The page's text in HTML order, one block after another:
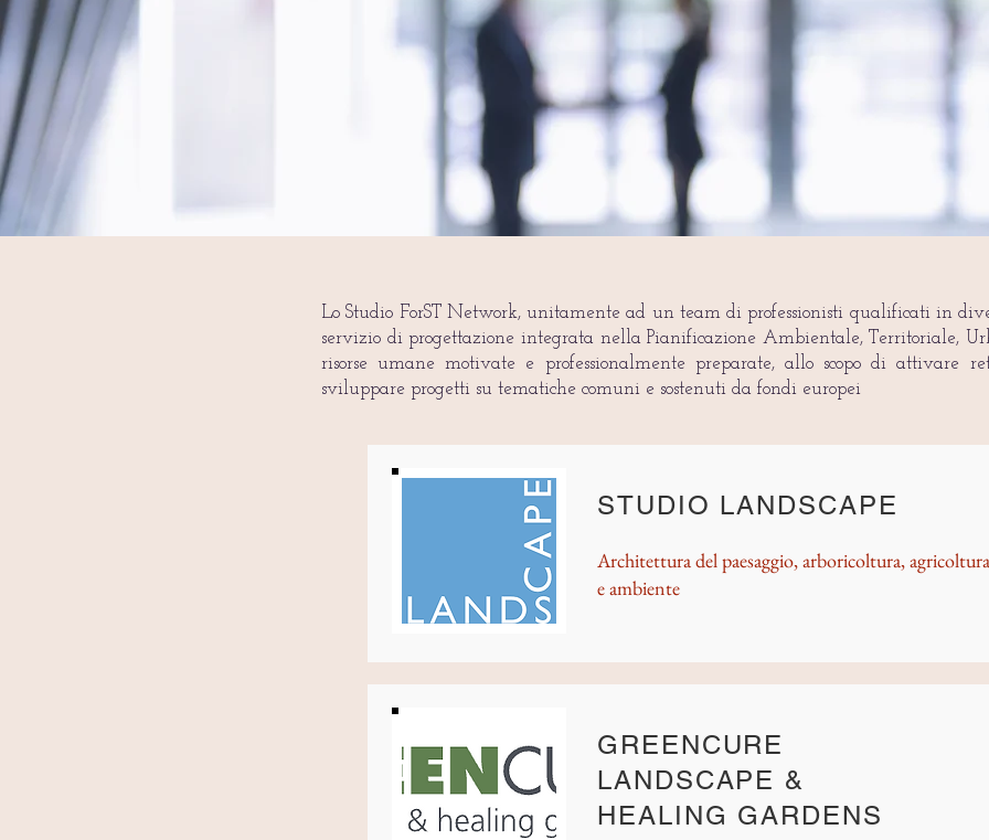
Lo Studio ForST Network, unitamente ad un team di professionisti qualificati in
servizio di progettazione integrata nella Pianificazione Ambientale, Territoriale,
risorse umane motivate e professionalmente preparate, allo scopo di attivare
sviluppare progetti su tematiche comuni e sostenuti da fondi europei
STUDIO LANDSCAPE
Architettura del paesaggio, arboricoltura, agricoltura
e ambiente
GREENCURE
LANDSCAPE &
HEALING GARDENS